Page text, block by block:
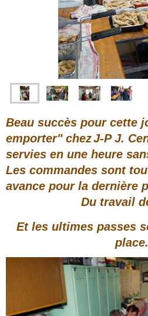
Beau succès pour cette
emporter" chezJ-P J.
servies en une heure
Les commandes sont
avance pour la dernière
Du travail
Et les ultimes passes
place.